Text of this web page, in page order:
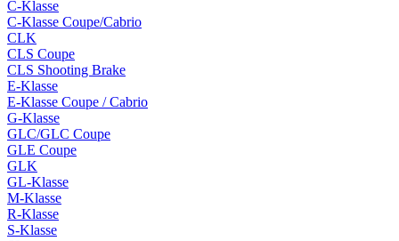
C-Klasse
C-Klasse Coupe/Cabrio
CLK
CLS Coupe
CLS Shooting Brake
E-Klasse
E-Klasse Coupe / Cabrio
G-Klasse
GLC/GLC Coupe
GLE Coupe
GLK
GL-Klasse
M-Klasse
R-Klasse
S-Klasse